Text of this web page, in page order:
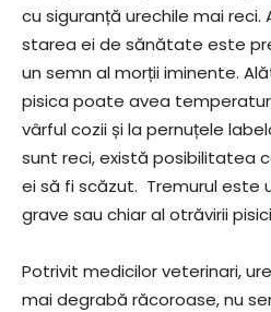
cu siguranță urechile mai
starea ei de sănătate este
un semn al morții iminente.
pisica poate avea
vârful cozii și la pernuțele
sunt reci, există posibilitatea
ei să fi scăzut. Tremurul este
grave sau chiar al otrăvirii
Potrivit medicilor veterinari,
mai degrabă răcoroase, nu